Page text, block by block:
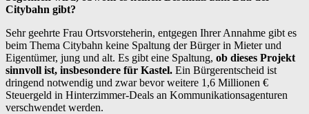
Citybahn gibt?
Sehr geehrte Frau Ortsvorsteherin, entgegen Ihrer Annahme gibt es
beim Thema Citybahn keine Spaltung der Bürger in Mieter und
Eigentümer, jung und alt. Es gibt eine Spaltung, ob dieses Projekt
sinnvoll ist, insbesondere für Kastel. Ein Bürgerentscheid ist
dringend notwendig und zwar bevor weitere 1,6 Millionen €
Steuergeld in Hinterzimmer-Deals an Kommunikationsagenturen
verschwendet werden.